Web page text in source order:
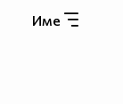
Име